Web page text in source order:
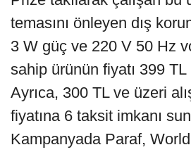
temasını önleyen dış
3 W güç ve 220 V 50 Hz
sahip ürünün fiyatı 399
Ayrıca, 300 TL ve üzeri
fiyatına 6 taksit imkanı
Kampanyada Paraf,